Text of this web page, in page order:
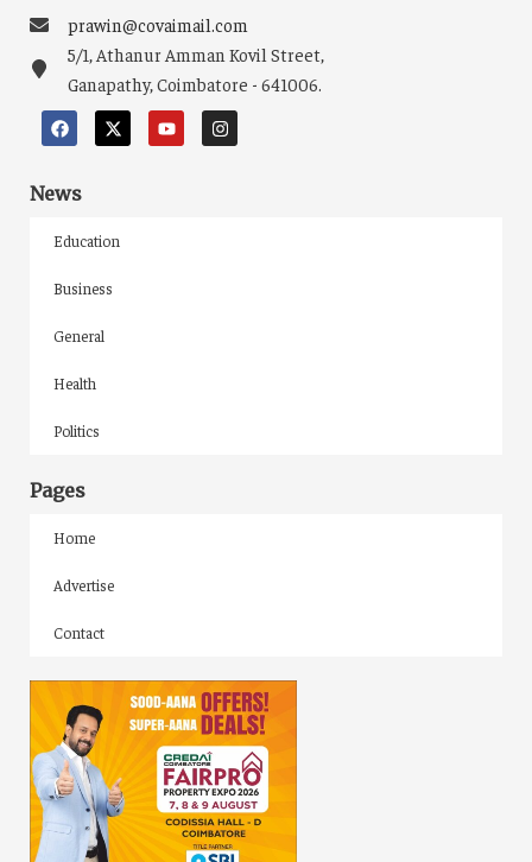
prawin@covaimail.com
5/1, Athanur Amman Kovil Street,
Ganapathy, Coimbatore - 641006.
News
Education
Business
General
Health
Politics
Pages
Home
Advertise
Contact